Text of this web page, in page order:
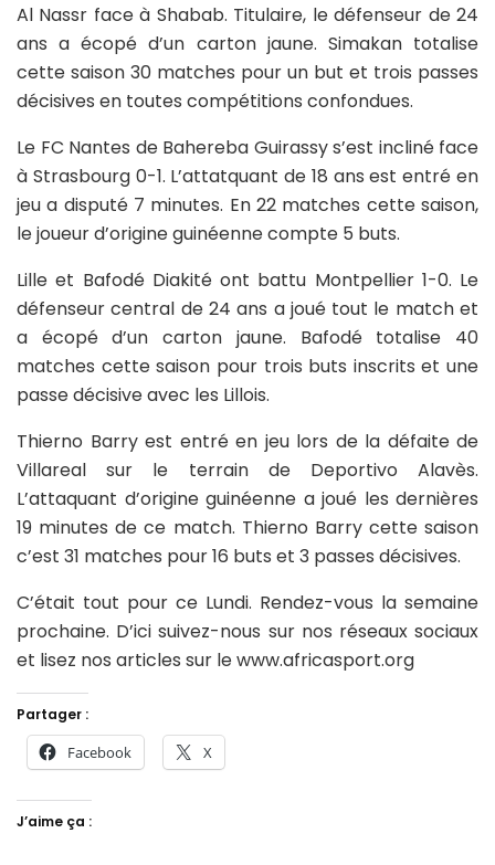
Al Nassr face à Shabab. Titulaire, le défenseur de 24
ans a écopé d’un carton jaune. Simakan totalise
cette saison 30 matches pour un but et trois passes
décisives en toutes compétitions confondues.
Le FC Nantes de Bahereba Guirassy s’est incliné face
à Strasbourg 0-1. L’attatquant de 18 ans est entré en
jeu a disputé 7 minutes. En 22 matches cette saison,
le joueur d’origine guinéenne compte 5 buts.
Lille et Bafodé Diakité ont battu Montpellier 1-0. Le
défenseur central de 24 ans a joué tout le match et
a écopé d’un carton jaune. Bafodé totalise 40
matches cette saison pour trois buts inscrits et une
passe décisive avec les Lillois.
Thierno Barry est entré en jeu lors de la défaite de
Villareal sur le terrain de Deportivo Alavès.
L’attaquant d’origine guinéenne a joué les dernières
19 minutes de ce match. Thierno Barry cette saison
c’est 31 matches pour 16 buts et 3 passes décisives.
C’était tout pour ce Lundi. Rendez-vous la semaine
prochaine. D’ici suivez-nous sur nos réseaux sociaux
et lisez nos articles sur le www.africasport.org
Partager :
Facebook X
J’aime ça :